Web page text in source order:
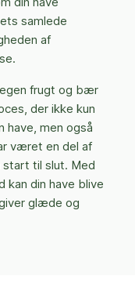
samlede
af
egen frugt og bær
der ikke kun
have, men også
været en del af
start til slut. Med
din have blive
glæde og